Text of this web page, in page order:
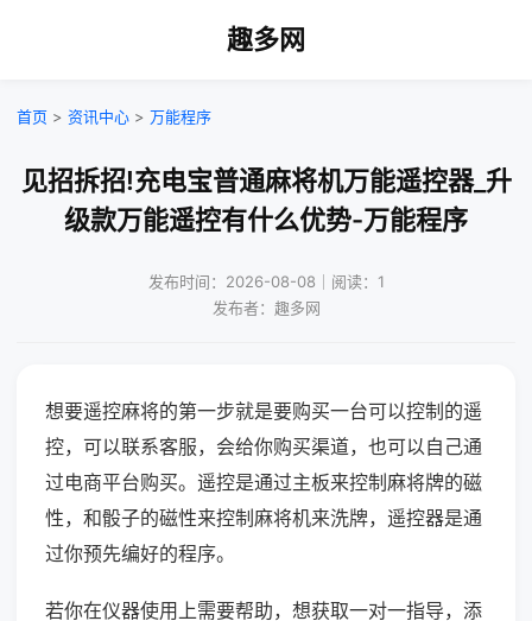
趣多网
首页 > 资讯中心 > 万能程序
见招拆招!充电宝普通麻将机万能遥控器_升
级款万能遥控有什么优势-万能程序
发布时间：2026-08-08｜阅读：1
发布者：趣多网
想要遥控麻将的第一步就是要购买一台可以控制的遥
控，可以联系客服，会给你购买渠道，也可以自己通
过电商平台购买。遥控是通过主板来控制麻将牌的磁
性，和骰子的磁性来控制麻将机来洗牌，遥控器是通
过你预先编好的程序。
若你在仪器使用上需要帮助，想获取一对一指导，添